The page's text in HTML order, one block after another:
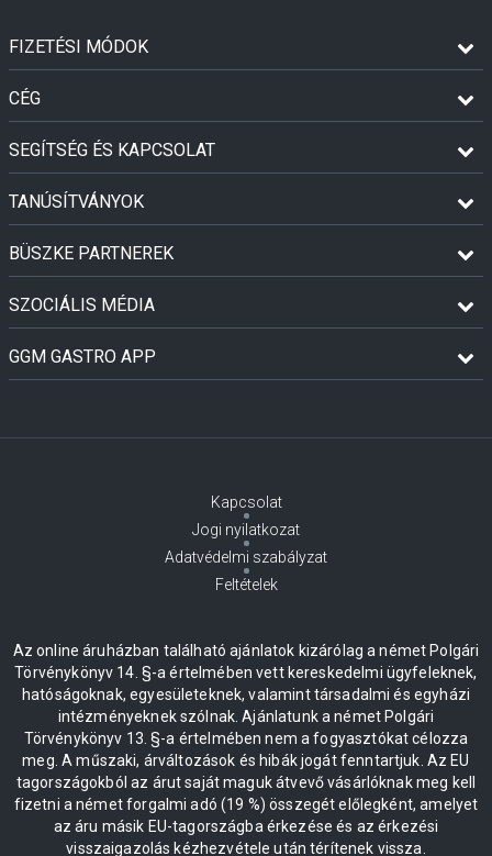
FIZETÉSI MÓDOK
CÉG
SEGÍTSÉG ÉS KAPCSOLAT
TANÚSÍTVÁNYOK
BÜSZKE PARTNEREK
SZOCIÁLIS MÉDIA
GGM GASTRO APP
Kapcsolat
Jogi nyilatkozat
Adatvédelmi szabályzat
Feltételek
Az online áruházban található ajánlatok kizárólag a német Polgári
Törvénykönyv 14. §-a értelmében vett kereskedelmi ügyfeleknek,
hatóságoknak, egyesületeknek, valamint társadalmi és egyházi
intézményeknek szólnak. Ajánlatunk a német Polgári
Törvénykönyv 13. §-a értelmében nem a fogyasztókat célozza
meg. A műszaki, árváltozások és hibák jogát fenntartjuk. Az EU
tagországokból az árut saját maguk átvevő vásárlóknak meg kell
fizetni a német forgalmi adó (19 %) összegét előlegként, amelyet
az áru másik EU-tagországba érkezése és az érkezési
visszaigazolás kézhezvétele után térítenek vissza.